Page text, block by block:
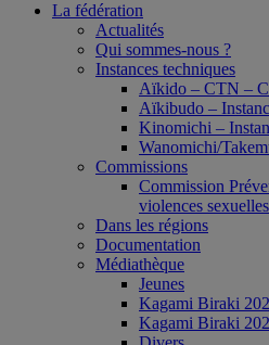
La fédération
Actualités
Qui sommes-nous ?
Instances techniques
Aïkido – CTN –
Aïkibudo –
Kinomichi –
Wanomichi/
Commissions
Commission
violences sexuelles
Dans les régions
Documentation
Médiathèque
Jeunes
Kagami Biraki
Kagami Biraki